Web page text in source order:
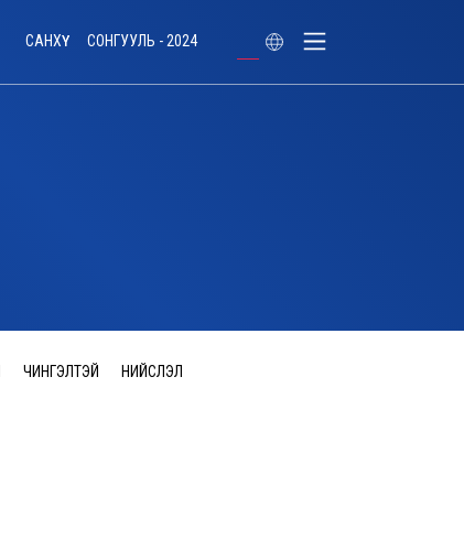
САНХҮҮ СОНГУУЛЬ - 2024
ЧИНГЭЛТЭЙ НИЙСЛЭЛ